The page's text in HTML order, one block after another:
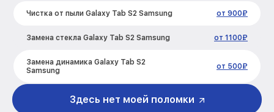
Чистка от пыли Galaxy Tab S2 Samsung от 900₽
Замена стекла Galaxy Tab S2 Samsung от 1100₽
Замена динамика Galaxy Tab S2
Samsung
от 500₽
Замена задней крышки Galaxy Tab S2
Здесь нет моей поломки